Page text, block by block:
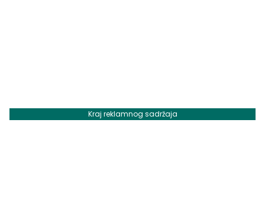
Kraj reklamnog sadržaja